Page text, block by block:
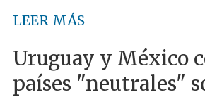
LEER MÁS
Uruguay y México
países "neutrales"